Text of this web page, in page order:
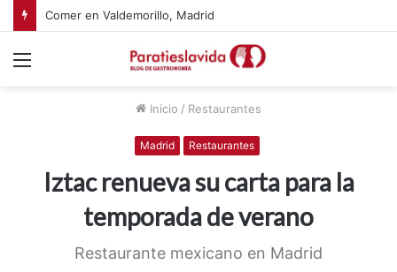
Comer en Valdemorillo, Madrid
Inicio / Restaurantes
Madrid Restaurantes
Iztac renueva su carta para la
temporada de verano
Restaurante mexicano en Madrid